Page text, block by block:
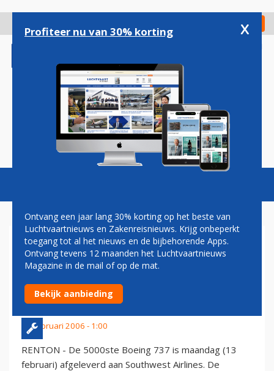
gaan
Check in
Magazine Podcasts Vacatures
VIJFDUIZENDSTE BOEING 737
AFGELEVERD AAN
SOUTHWEST AIRLINES
14 februari 2006 - 1:00
RENTON - De 5000ste Boeing 737 is maandag (13
februari) afgeleverd aan Southwest Airlines. De
Profiteer nu van 30% korting x
Ontvang een jaar lang 30% korting op het beste van
Luchtvaartnieuws en Zakenreisnieuws. Krijg onbeperkt
toegang tot al het nieuws en de bijbehorende Apps.
Ontvang tevens 12 maanden het Luchtvaartnieuws
Magazine in de mail of op de mat.
Bekijk aanbieding